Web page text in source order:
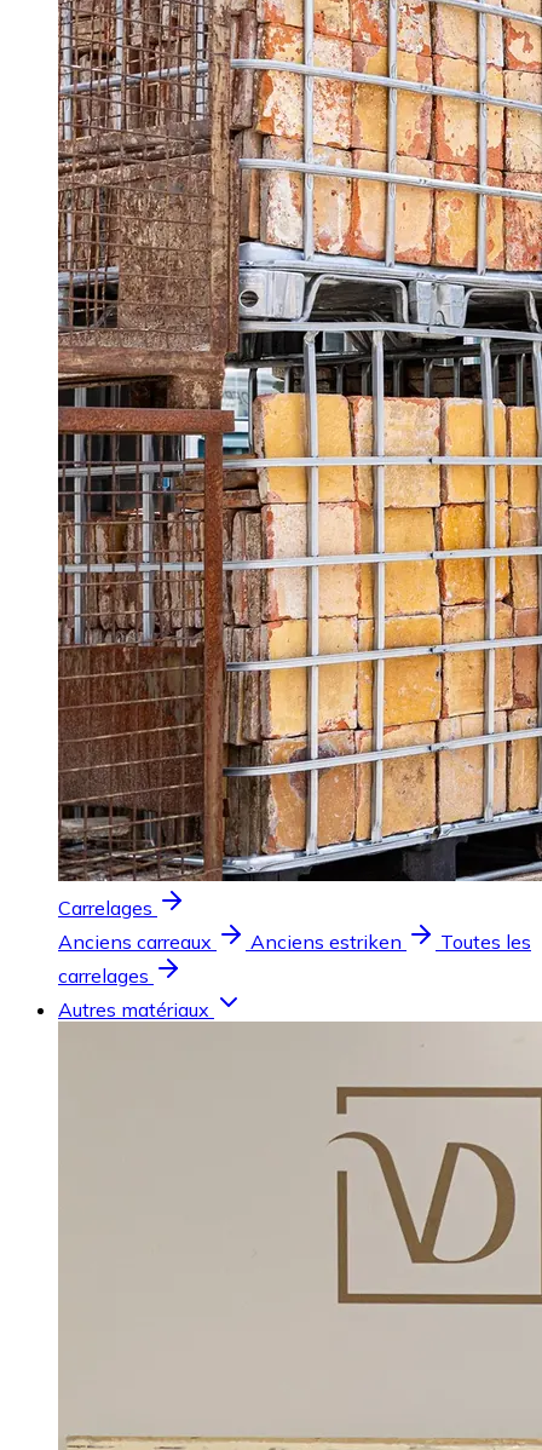
Carrelages
Anciens carreaux
Anciens estriken
Toutes les
carrelages
Autres matériaux